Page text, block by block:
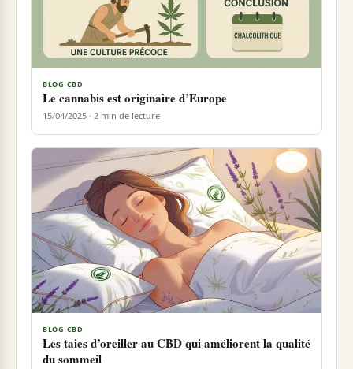
BLOG CBD
Le cannabis est originaire d’Europe
15/04/2025 · 2 min de lecture
BLOG CBD
Les taies d’oreiller au CBD qui améliorent la qualité
du sommeil